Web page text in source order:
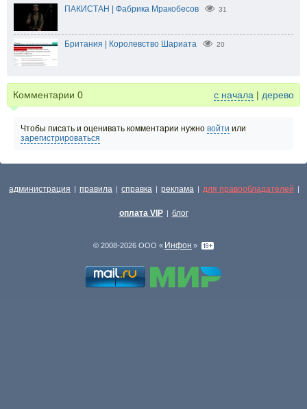
ПАКИСТАН | Фабрика Мракобесов 31
Британия | Королевство Шариата 20
Комментарии 0 с начала | дерево
Чтобы писать и оценивать комментарии нужно войти или
зарегистрироваться
администрация | правила | справка | реклама | для правообладателей |
оплата VIP | блог
© 2008-2026 ООО « Инфон »